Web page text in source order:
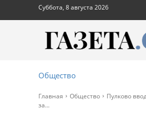
Суббота, 8 августа 2026
Общество
Главная Общество
Пулково
за...